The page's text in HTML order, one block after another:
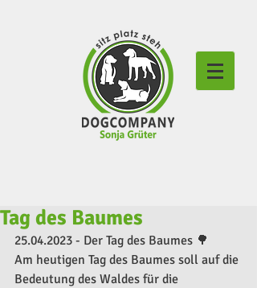
Tag des Baumes
25.04.2023 - Der Tag des Baumes 🌳
Am heutigen Tag des Baumes soll auf die
Bedeutung des Waldes für die